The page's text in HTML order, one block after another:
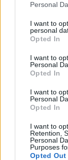
Please note
not limited to
grant or deny
use your data
consent section.
Personal
I want to
personal
Opted In
I want to
Personal
Opted In
I want to
Personal
Opted In
I want to
Retention,
Personal
Purposes
Opted Out